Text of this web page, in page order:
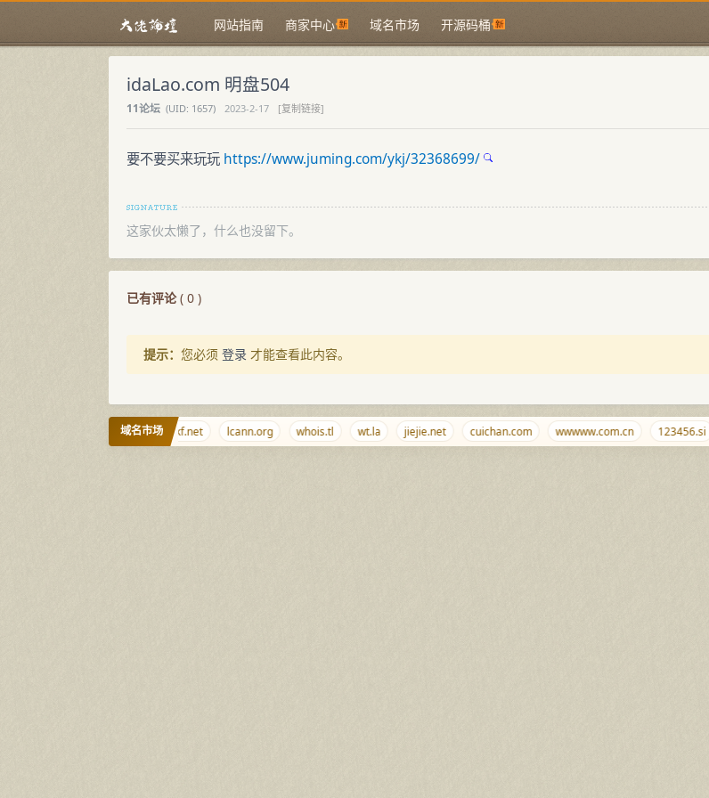
网站指南 商家中心 域名市场 开源码桶
idaLao.com 明盘504
11论坛 (UID: 1657) 2023-2-17
[复制链接]
要不要买来玩玩 https://www.juming.com/ykj/32368699/
这家伙太懒了，什么也没留下。
已有评论( 0 )
提示： 您必须 登录 才能查看此内容。
域名市场
shabi.net ikf.net lcann.org whois.tl wt.la jiejie.net cuichan.com wwwww.com.cn 123456.si